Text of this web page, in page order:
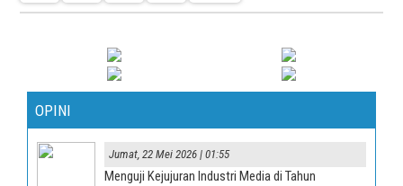
OPINI
Jumat, 22 Mei 2026 | 01:55
Menguji Kejujuran Industri Media di Tahun